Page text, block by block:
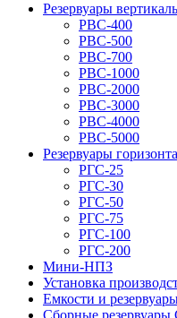
Резервуары
РВС-400
РВС-500
РВС-700
РВС-1000
РВС-2000
РВС-3000
РВС-4000
РВС-5000
Резервуары
РГС-25
РГС-30
РГС-50
РГС-75
РГС-100
РГС-200
Мини-НПЗ
Установка
Емкости и